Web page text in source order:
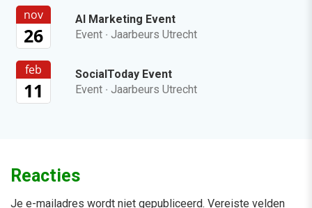
nov
26
AI Marketing Event
Event · Jaarbeurs Utrecht
feb
11
SocialToday Event
Event · Jaarbeurs Utrecht
Reacties
Je e-mailadres wordt niet gepubliceerd. Vereiste velden